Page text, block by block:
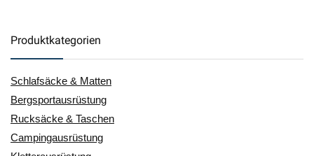
Produktkategorien
Schlafsäcke & Matten
Bergsportausrüstung
Rucksäcke & Taschen
Campingausrüstung